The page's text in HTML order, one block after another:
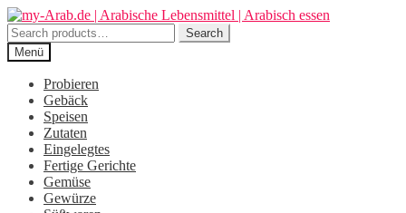
Zur
Navigation
springen
Zum
Inhalt
springen
Search
for:
Search
Menü
Probieren
Gebäck
Speisen
Zutaten
Eingelegtes
Fertige Gerichte
Gemüse
Gewürze